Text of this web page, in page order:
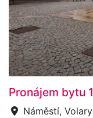
Pronájem bytu
Náměstí, Volary